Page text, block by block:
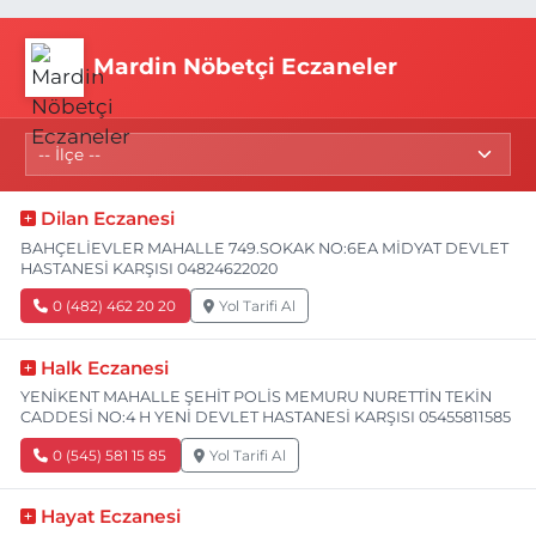
Mardin Nöbetçi Eczaneler
Dilan Eczanesi
BAHÇELİEVLER MAHALLE 749.SOKAK NO:6EA MİDYAT DEVLET
HASTANESİ KARŞISI 04824622020
0 (482) 462 20 20 Yol Tarifi Al
Halk Eczanesi
YENİKENT MAHALLE ŞEHİT POLİS MEMURU NURETTİN TEKİN
CADDESİ NO:4 H YENİ DEVLET HASTANESİ KARŞISI 05455811585
0 (545) 581 15 85 Yol Tarifi Al
Hayat Eczanesi